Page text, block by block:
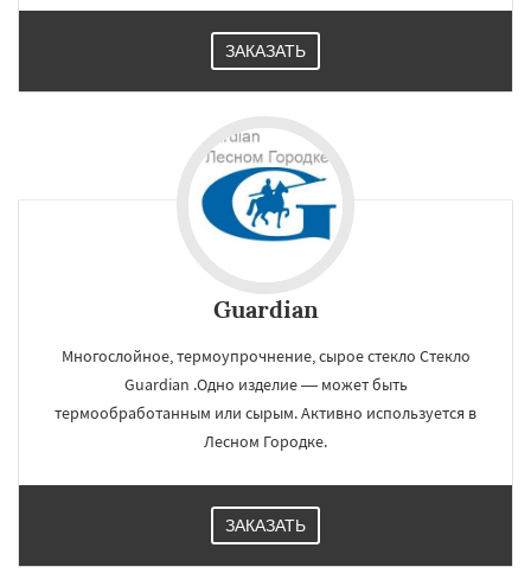
Работаем по
ЗАКАЗАТЬ
Guardian
Многослойное, термоупрочнение, сырое стекло Стекло
Guardian .Одно изделие — может быть
термообработанным или сырым. Активно используется в
Лесном Городке.
ЗАКАЗАТЬ
УЗНАТЬ ПОДРОБНЕЕ